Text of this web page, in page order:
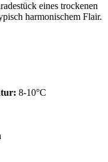
eines trockenen
harmonischem Flair.
8-10°C